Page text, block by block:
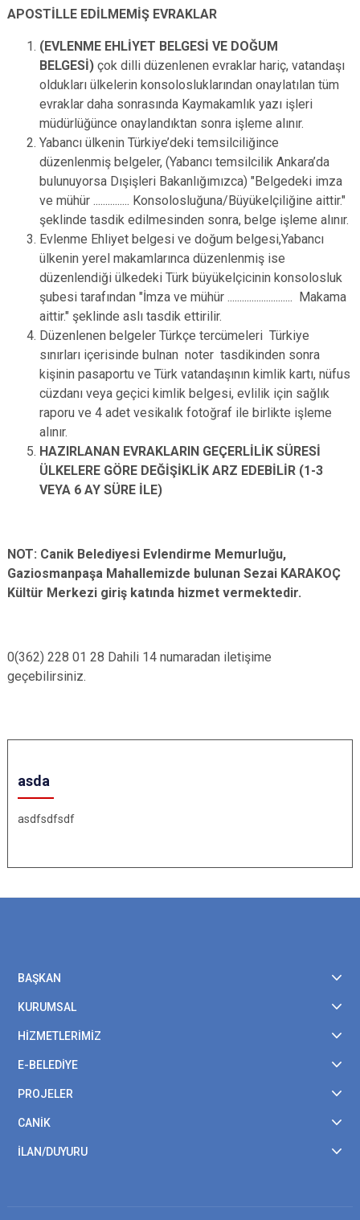
APOSTİLLE EDİLMEMİŞ EVRAKLAR
(EVLENME EHLİYET BELGESİ VE DOĞUM
BELGESİ) çok dilli düzenlenen evraklar hariç, vatandaşı
oldukları ülkelerin konsolosluklarından onaylatılan tüm
evraklar daha sonrasında Kaymakamlık yazı işleri
müdürlüğünce onaylandıktan sonra işleme alınır.
Yabancı ülkenin Türkiye’deki temsilciliğince
düzenlenmiş belgeler, (Yabancı temsilcilik Ankara’da
bulunuyorsa Dışişleri Bakanlığımızca) "Belgedeki imza
ve mühür ............... Konsolosluğuna/Büyükelçiliğine aittir."
şeklinde tasdik edilmesinden sonra, belge işleme alınır.
Evlenme Ehliyet belgesi ve doğum belgesi,Yabancı
ülkenin yerel makamlarınca düzenlenmiş ise
düzenlendiği ülkedeki Türk büyükelçicinin konsolosluk
şubesi tarafından "İmza ve mühür ........................... Makama
aittir." şeklinde aslı tasdik ettirilir.
Düzenlenen belgeler Türkçe tercümeleri Türkiye
sınırları içerisinde bulnan noter tasdikinden sonra
kişinin pasaportu ve Türk vatandaşının kimlik kartı, nüfus
cüzdanı veya geçici kimlik belgesi, evlilik için sağlık
raporu ve 4 adet vesikalık fotoğraf ile birlikte işleme
alınır.
HAZIRLANAN EVRAKLARIN GEÇERLİLİK SÜRESİ
ÜLKELERE GÖRE DEĞİŞİKLİK ARZ EDEBİLİR (1-3
VEYA 6 AY SÜRE İLE)
NOT: Canik Belediyesi Evlendirme Memurluğu,
Gaziosmanpaşa Mahallemizde bulunan Sezai KARAKOÇ
Kültür Merkezi giriş katında hizmet vermektedir.
0(362) 228 01 28 Dahili 14 numaradan iletişime
geçebilirsiniz.
asda
asdfsdfsdf
BAŞKAN
KURUMSAL
HİZMETLERİMİZ
E-BELEDİYE
PROJELER
CANİK
İLAN/DUYURU